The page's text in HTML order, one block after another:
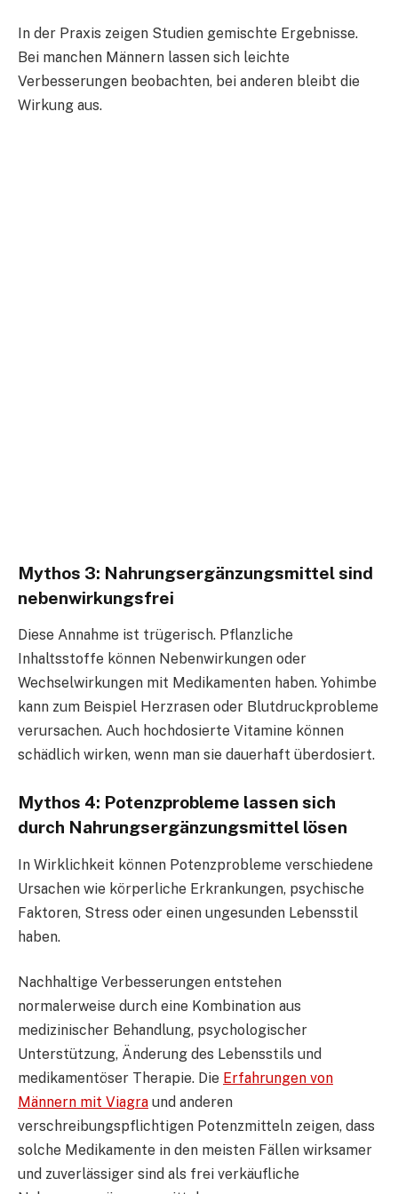
In der Praxis zeigen Studien gemischte Ergebnisse.
Bei manchen Männern lassen sich leichte
Verbesserungen beobachten, bei anderen bleibt die
Wirkung aus.
Mythos 3: Nahrungsergänzungsmittel sind
nebenwirkungsfrei
Diese Annahme ist trügerisch. Pflanzliche
Inhaltsstoffe können Nebenwirkungen oder
Wechselwirkungen mit Medikamenten haben. Yohimbe
kann zum Beispiel Herzrasen oder Blutdruckprobleme
verursachen. Auch hochdosierte Vitamine können
schädlich wirken, wenn man sie dauerhaft überdosiert.
Mythos 4: Potenzprobleme lassen sich
durch Nahrungsergänzungsmittel lösen
In Wirklichkeit können Potenzprobleme verschiedene
Ursachen wie körperliche Erkrankungen, psychische
Faktoren, Stress oder einen ungesunden Lebensstil
haben.
Nachhaltige Verbesserungen entstehen
normalerweise durch eine Kombination aus
medizinischer Behandlung, psychologischer
Unterstützung, Änderung des Lebensstils und
medikamentöser Therapie. Die Erfahrungen von
Männern mit Viagra und anderen
verschreibungspflichtigen Potenzmitteln zeigen, dass
solche Medikamente in den meisten Fällen wirksamer
und zuverlässiger sind als frei verkäufliche